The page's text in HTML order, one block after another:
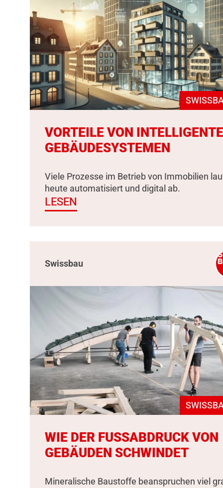
VORTEILE VON
GEBÄUDESYSTEMEN
Viele Prozesse im Betrieb von Immobilien
heute automatisiert und digital ab.
LESEN
Swissbau
WIE DER FUSSABDRUCK VON
GEBÄUDEN SCHWINDET
Mineralische Baustoffe beanspruchen viel